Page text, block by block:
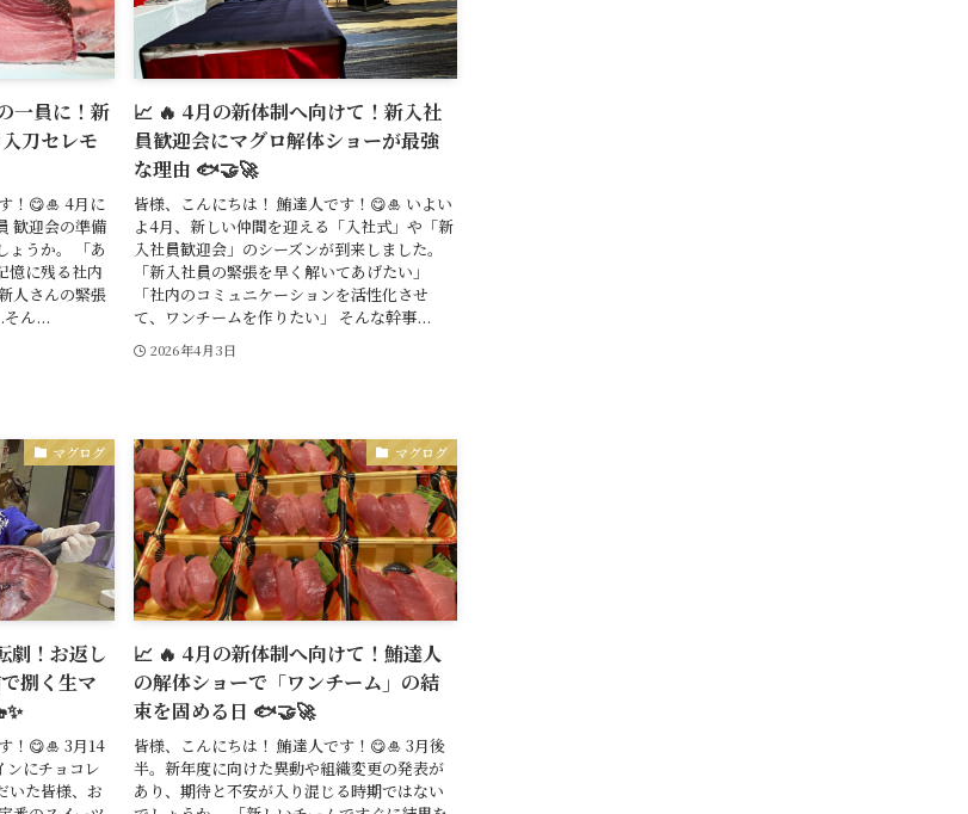
一員に！新
刀セレモ
！😋🎍 4月に
歓迎会の準備
ょうか。 「あ
憶に残る社内
人さんの緊張
そん...
📈 🔥 4月の新体制へ向けて！新入社
員歓迎会にマグロ解体ショーが最強
な理由 🐟🤝🚀
皆様、こんにちは！ 鮪達人です！😋🎍 いよい
よ4月、新しい仲間を迎える「入社式」や「新
入社員歓迎会」のシーズンが到来しました。
「新入社員の緊張を早く解いてあげたい」
「社内のコミュニケーションを活性化させ
て、ワンチームを作りたい」 そんな幹事...
2026年4月3日
マグログ
劇！お返し
捌く生マ
！😋🎍 3月14
ンにチョコレ
いた皆様、お
マグログ
📈 🔥 4月の新体制へ向けて！鮪達人
の解体ショーで「ワンチーム」の結
束を固める日 🐟🤝🚀
皆様、こんにちは！ 鮪達人です！😋🎍 3月後
半。新年度に向けた異動や組織変更の発表が
あり、期待と不安が入り混じる時期ではない